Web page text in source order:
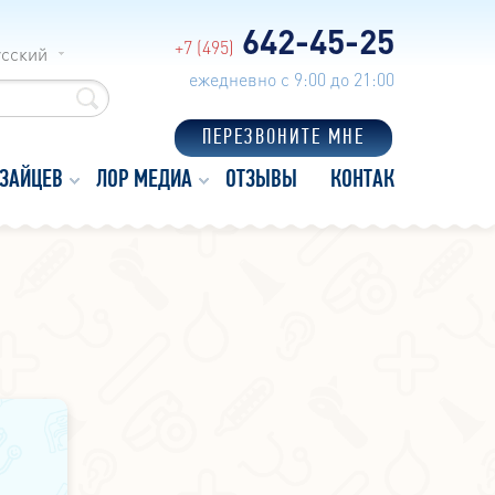
+7 (495) 642-45-25
ежедневно с 9:00 до 21:00
ПЕРЕЗВОНИТЕ МНЕ
ЛОР МЕДИА ОТЗЫВЫ КОНТАКТЫ